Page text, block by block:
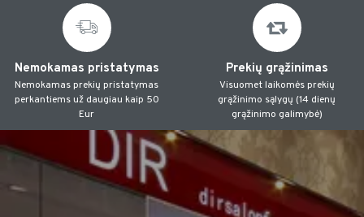
Nemokamas pristatymas
Nemokamas prekių pristatymas
perkantiems už daugiau kaip 50
Eur
Prekių grąžinimas
Visuomet laikomės prekių
grąžinimo sąlygų (14 dienų
grąžinimo galimybė)